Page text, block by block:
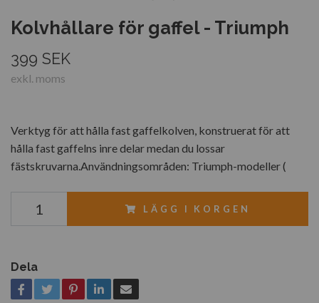
Kolvhållare för gaffel - Triumph
399 SEK
exkl. moms
Verktyg för att hålla fast gaffelkolven, konstruerat för att
hålla fast gaffelns inre delar medan du lossar
fästskruvarna.Användningsområden: Triumph-modeller (
LÄGG I KORGEN
Dela